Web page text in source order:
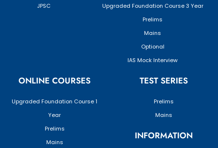
JPSC
Upgraded Foundation Course 3 Year
Prelims
Mains
Optional
IAS Mock Interview
ONLINE COURSES
Upgraded Foundation Course 1
Year
Prelims
Mains
TEST SERIES
Prelims
Mains
INFORMATION